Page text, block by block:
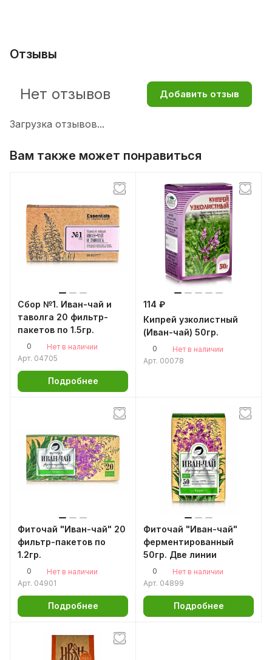
Отзывы
Загрузка отзывов...
Нет отзывов Добавить отзыв
Вам также может понравиться
Сбор №1. Иван-чай и
таволга 20 фильтр-
пакетов по 1.5гр.
0
Нет в наличии
Арт. 04705
Подробнее
114 ₽
Кипрей узколистный
(Иван-чай) 50гр.
0
Нет в наличии
Арт. 00078
Фиточай "Иван-чай" 20
фильтр-пакетов по
1.2гр.
0
Нет в наличии
Арт. 04901
Подробнее
Фиточай "Иван-чай"
ферментированный
50гр. Две линии
0
Нет в наличии
Арт. 04899
Подробнее